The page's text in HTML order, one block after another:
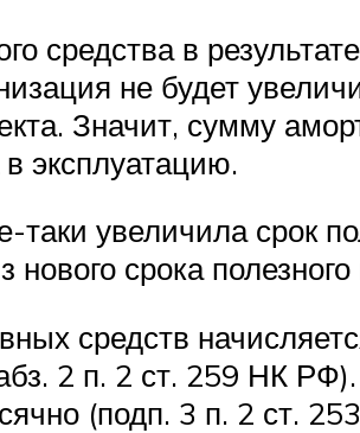
средства в
не будет
Значит, сумму
эксплуатацию.
увеличила срок
срока
средств
2 п. 2 ст. 259 НК
(подп. 3 п. 2 ст.